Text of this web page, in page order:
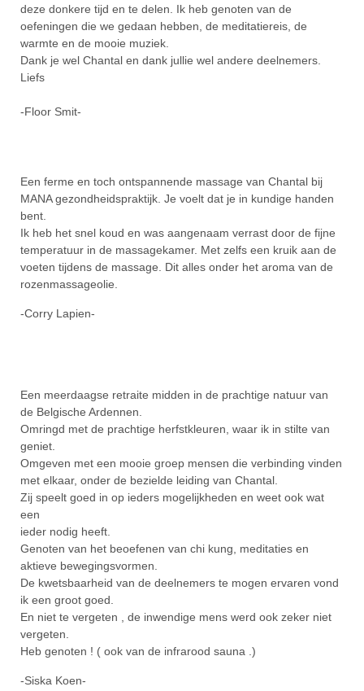
deze donkere tijd en te delen. Ik heb genoten van de
oefeningen die we gedaan hebben, de meditatiereis, de
warmte en de mooie muziek.
Dank je wel Chantal en dank jullie wel andere deelnemers.
Liefs
-Floor Smit-
Een ferme en toch ontspannende massage van Chantal bij
MANA gezondheidspraktijk. Je voelt dat je in kundige handen
bent.
Ik heb het snel koud en was aangenaam verrast door de fijne
temperatuur in de massagekamer. Met zelfs een kruik aan de
voeten tijdens de massage. Dit alles onder het aroma van de
rozenmassageolie.
-Corry Lapien-
Een meerdaagse retraite midden in de prachtige natuur van
de Belgische Ardennen.
Omringd met de prachtige herfstkleuren, waar ik in stilte van
geniet.
Omgeven met een mooie groep mensen die verbinding vinden
met elkaar, onder de bezielde leiding van Chantal.
Zij speelt goed in op ieders mogelijkheden en weet ook wat
een
ieder nodig heeft.
Genoten van het beoefenen van chi kung, meditaties en
aktieve bewegingsvormen.
De kwetsbaarheid van de deelnemers te mogen ervaren vond
ik een groot goed.
En niet te vergeten , de inwendige mens werd ook zeker niet
vergeten.
Heb genoten ! ( ook van de infrarood sauna .)
-Siska Koen-